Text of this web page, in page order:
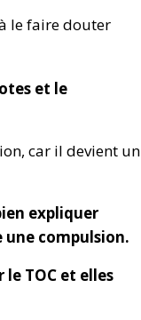
le faire douter
et le
car il devient un
expliquer
compulsion.
TOC et elles